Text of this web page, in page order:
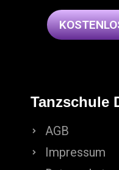
Tanzschule
AGB
Impressum